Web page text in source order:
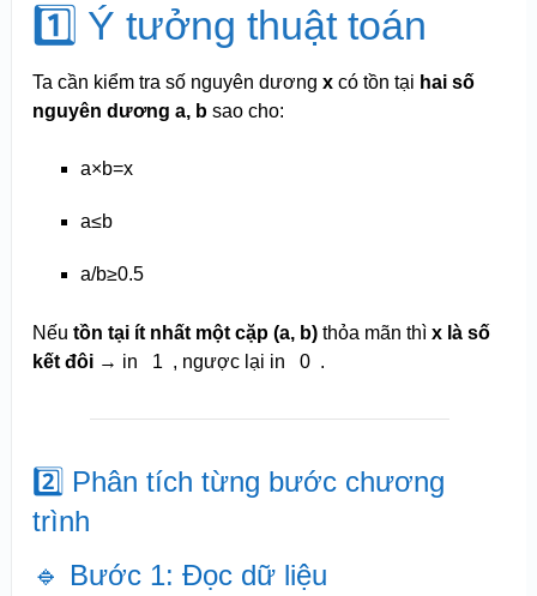
1️⃣ Ý tưởng thuật toán
Ta cần kiểm tra số nguyên dương xcó tồn tại hai số
nguyên dương a, bsao cho:
a×b=x
a≤b
a/b≥0.5
Nếu tồn tại ít nhất một cặp (a, b)thỏa mãn thì x là số
kết đôi→ in 1 , ngược lại in 0 .
2️⃣ Phân tích từng bước chương
trình
🔹 Bước 1: Đọc dữ liệu